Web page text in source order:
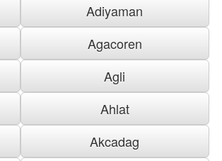
Adiyaman
Agacoren
Agli
Ahlat
Akcadag